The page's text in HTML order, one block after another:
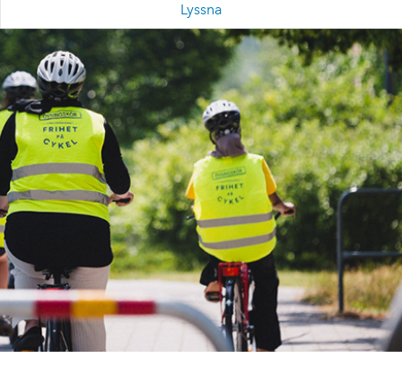
Lyssna